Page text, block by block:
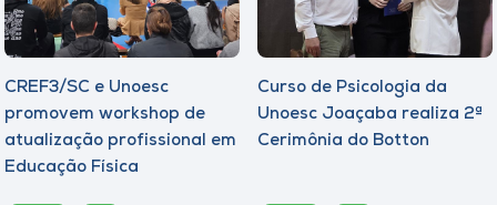
CREF3/SC e Unoesc
promovem workshop de
atualização profissional em
Educação Física
Curso de Psicologia da
Unoesc Joaçaba realiza 2ª
Cerimônia do Botton